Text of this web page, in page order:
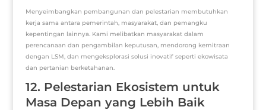
Menyeimbangkan pembangunan dan pelestarian membutuhkan
kerja sama antara pemerintah, masyarakat, dan pemangku
kepentingan lainnya. Kami melibatkan masyarakat dalam
perencanaan dan pengambilan keputusan, mendorong kemitraan
dengan LSM, dan mengeksplorasi solusi inovatif seperti ekowisata
dan pertanian berketahanan.
12. Pelestarian Ekosistem untuk
Masa Depan yang Lebih Baik